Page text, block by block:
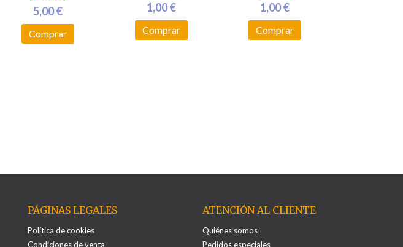
5,00 €
Comprar
1,00 €
Comprar
1,00 €
Comprar
PÁGINAS LEGALES
Política de cookies
Condiciones de venta
ATENCIÓN AL CLIENTE
Quiénes somos
Pedidos especiales